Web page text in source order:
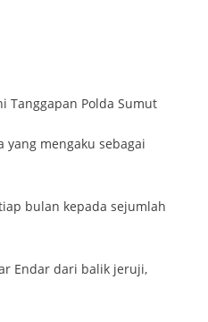
Tanggapan Polda Sumut
mengaku sebagai
bulan kepada sejumlah
Endar dari balik jeruji,